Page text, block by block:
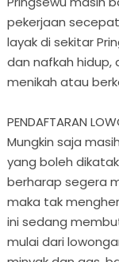
pekerjaan
layak di sekitar
dan nafkah
menikah atau
PENDAFTARAN
Mungkin saja
yang boleh
berharap segera
maka tak
ini sedang
mulai dari